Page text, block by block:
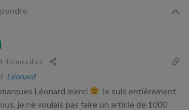
10 mois il y a
Léonard
Léonard merci
Je suis entièrement
je ne voulais pas faire un article de 1000